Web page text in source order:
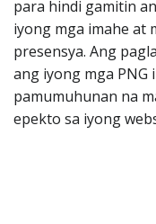
para hindi gamitin
iyong mga imahe at
presensya. Ang
ang iyong mga PNG
pamumuhunan na
epekto sa iyong